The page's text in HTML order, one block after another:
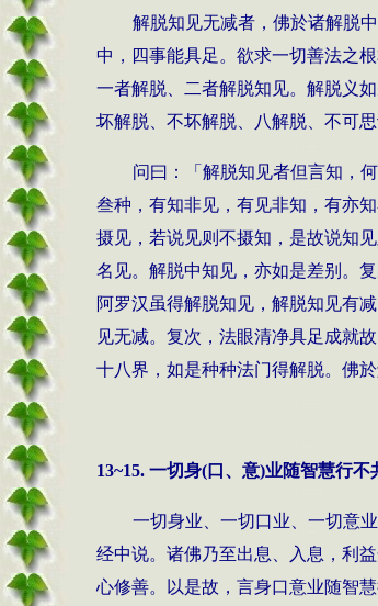
解脱知见无减者，佛於诸解脱
中，四事能具足。欲求一切善法之
一者解脱、二者解脱知见。解脱义
坏解脱、不坏解脱、八解脱、不可
问曰：「解脱知见者但言知，
叁种，有知非见，有见非知，有亦
摄见，若说见则不摄知，是故说知
名见。解脱中知见，亦如是差别。
阿罗汉虽得解脱知见，解脱知见有
见无减。复次，法眼清净具足成就
十八界，如是种种法门得解脱。佛
13~15. 一切身(口、意)业随智慧行不
一切身业、一切口业、一切意
经中说。诸佛乃至出息、入息，利
心修善。以是故，言身口意业随智